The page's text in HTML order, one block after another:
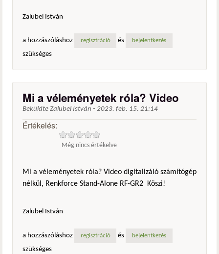
Zalubel István
a hozzászóláshoz regisztráció és bejelentkezés
szükséges
Mi a véleményetek róla? Video
Beküldte Zalubel István - 2023. feb. 15. 21:14
Értékelés:
Még nincs értékelve
Mi a véleményetek róla? Video digitalizáló számítógép
nélkül, Renkforce Stand-Alone RF-GR2 Köszi!
Zalubel István
a hozzászóláshoz regisztráció és bejelentkezés
szükséges